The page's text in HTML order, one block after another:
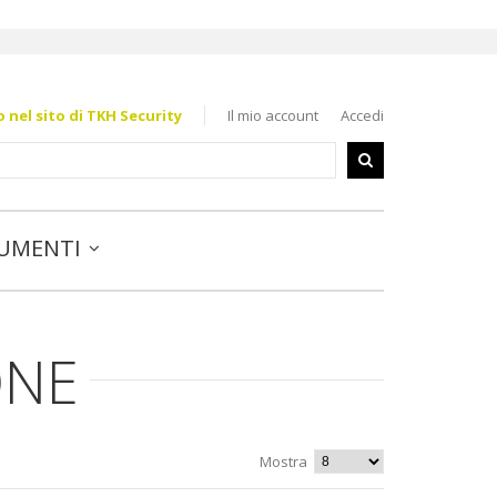
Il mio account Accedi
nel sito di TKH Security
Mostra